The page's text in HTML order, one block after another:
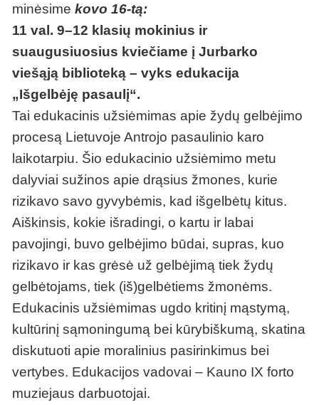
minėsimekovo 16-tą:
11 val. 9–12 klasių mokinius ir
suaugusiuosius kviečiame į Jurbarko
viešąją biblioteką – vyks edukacija
„Išgelbėję pasaulį“.
Tai edukacinis užsiėmimas apie žydų gelbėjimo
procesą Lietuvoje Antrojo pasaulinio karo
laikotarpiu. Šio edukacinio užsiėmimo metu
dalyviai sužinos apie drąsius žmones, kurie
rizikavo savo gyvybėmis, kad išgelbėtų kitus.
Aiškinsis, kokie išradingi, o kartu ir labai
pavojingi, buvo gelbėjimo būdai, supras, kuo
rizikavo ir kas grėsė už gelbėjimą tiek žydų
gelbėtojams, tiek (iš)gelbėtiems žmonėms.
Edukacinis užsiėmimas ugdo kritinį mąstymą,
kultūrinį sąmoningumą bei kūrybiškumą, skatina
diskutuoti apie moralinius pasirinkimus bei
vertybes. Edukacijos vadovai – Kauno IX forto
muziejaus darbuotojai.